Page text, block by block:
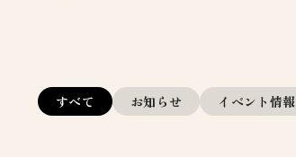
すべて お知らせ イベント情報